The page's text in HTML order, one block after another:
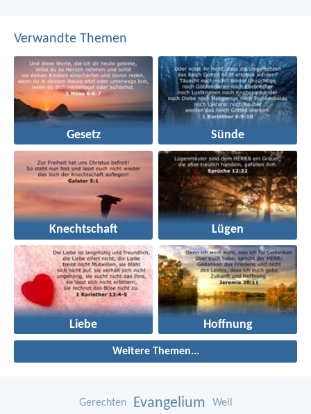
Verwandte Themen
Gesetz Sünde
Knechtschaft Lügen
Liebe Hoffnung
Weitere Themen...
Gerechten Evangelium Weil